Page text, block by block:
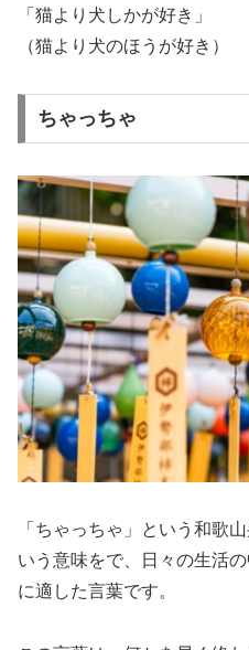
「猫より犬しかが好き」
（猫より犬のほうが好き）
ちゃっちゃ
「ちゃっちゃ」という和歌
いう意味をで、日々の生活
に適した言葉です。